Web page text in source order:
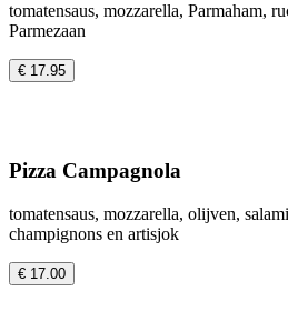
tomatensaus, mozzarella, Parmaham,
Parmezaan
€ 17.95
Pizza Campagnola
tomatensaus, mozzarella, olijven,
champignons en artisjok
€ 17.00